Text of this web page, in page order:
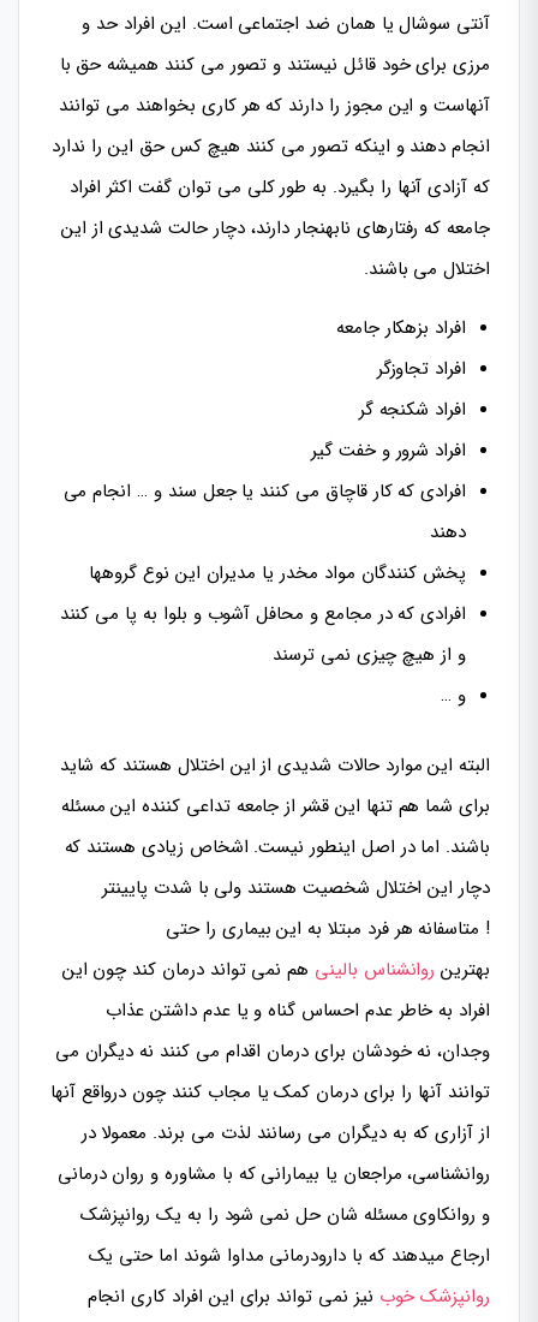
آنتی سوشال یا همان ضد اجتماعی است. این افراد حد و
مرزی برای خود قائل نیستند و تصور می کنند همیشه حق با
آنهاست و این مجوز را دارند که هر کاری بخواهند می توانند
انجام دهند و اینکه تصور می کنند هیچ کس حق این را ندارد
که آزادی آنها را بگیرد. به طور کلی می توان گفت اکثر افراد
جامعه که رفتارهای نابهنجار دارند، دچار حالت شدیدی از این
اختلال می باشند.
افراد بزهکار جامعه
افراد تجاوزگر
افراد شکنجه گر
افراد شرور و خفت گیر
افرادی که کار قاچاق می کنند یا جعل سند و … انجام می
دهند
پخش کنندگان مواد مخدر یا مدیران این نوع گروهها
افرادی که در مجامع و محافل آشوب و بلوا به پا می کنند
و از هیچ چیزی نمی ترسند
و …
البته این موارد حالات شدیدی از این اختلال هستند که شاید
برای شما هم تنها این قشر از جامعه تداعی کننده این مسئله
باشند. اما در اصل اینطور نیست. اشخاص زیادی هستند که
دچار این اختلال شخصیت هستند ولی با شدت پایینتر
! متاسفانه هر فرد مبتلا به این بیماری را حتی
بهترین روانشناس بالینی هم نمی تواند درمان کند چون این
افراد به خاطر عدم احساس گناه و یا عدم داشتن عذاب
وجدان، نه خودشان برای درمان اقدام می کنند نه دیگران می
توانند آنها را برای درمان کمک یا مجاب کنند چون درواقع آنها
از آزاری که به دیگران می رسانند لذت می برند. معمولا در
روانشناسی، مراجعان یا بیمارانی که با مشاوره و روان درمانی
و روانکاوی مسئله شان حل نمی شود را به یک روانپزشک
ارجاع میدهند که با دارودرمانی مداوا شوند اما حتی یک
روانپزشک خوب نیز نمی تواند برای این افراد کاری انجام